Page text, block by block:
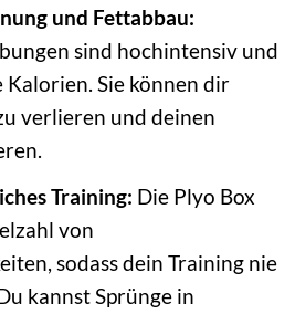
und Fettabbau:
sind hochintensiv und
Sie können dir
verlieren und deinen
Training: Die Plyo Box
von
sodass dein Training nie
kannst Sprünge in